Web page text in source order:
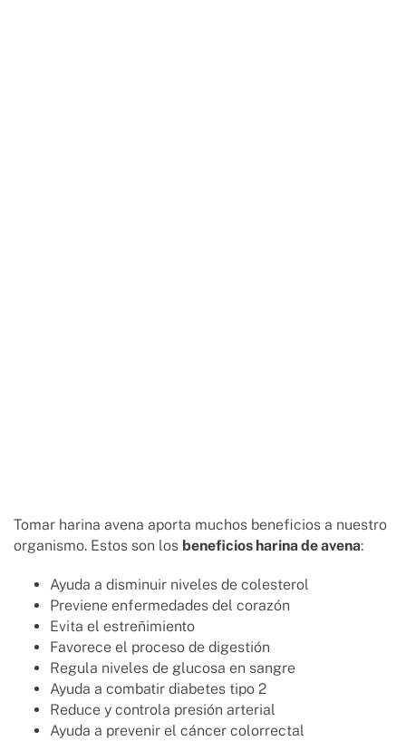
Tomar harina avena aporta muchos beneficios a nuestro
organismo. Estos son los beneficios harina de avena:
Ayuda a disminuir niveles de colesterol
Previene enfermedades del corazón
Evita el estreñimiento
Favorece el proceso de digestión
Regula niveles de glucosa en sangre
Ayuda a combatir diabetes tipo 2
Reduce y controla presión arterial
Ayuda a prevenir el cáncer colorrectal